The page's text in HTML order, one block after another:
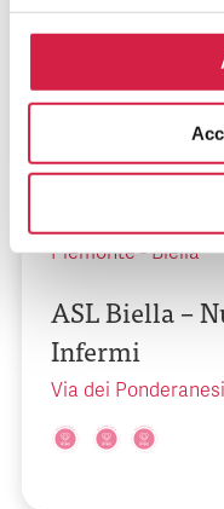
Piemonte-Biella
ASL Biella –
Infermi
Via dei